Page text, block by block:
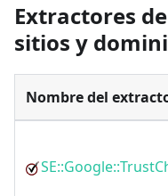
Extractores
sitios y
Nombre del